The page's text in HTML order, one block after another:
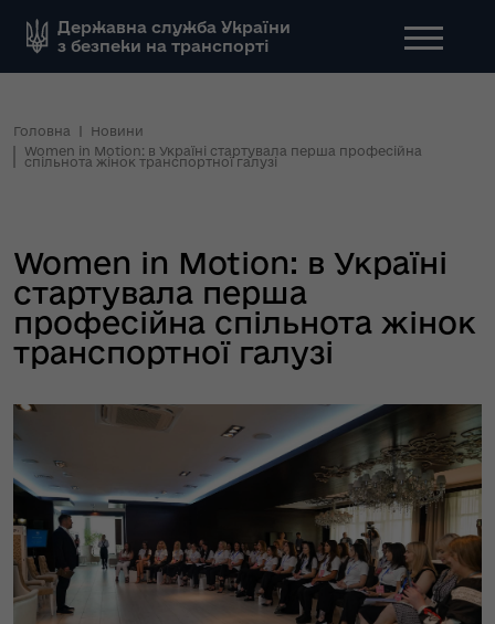
Державна служба України
з безпеки на транспорті
Головна
Новини
Women in Motion: в Україні стартувала перша професійна
спільнота жінок транспортної галузі
Women in Motion: в Україні
стартувала перша
професійна спільнота жінок
транспортної галузі